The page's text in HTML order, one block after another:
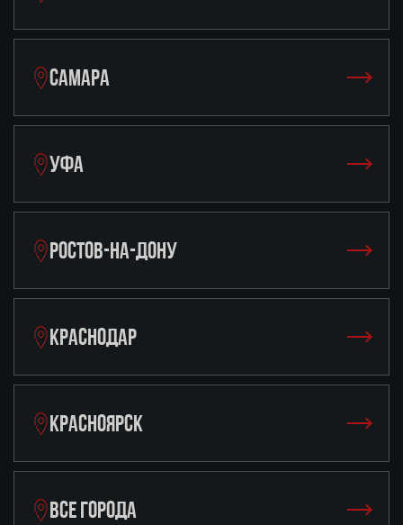
САМАРА
УФА
РОСТОВ-НА-ДОНУ
КРАСНОДАР
КРАСНОЯРСК
ВСЕ ГОРОДА